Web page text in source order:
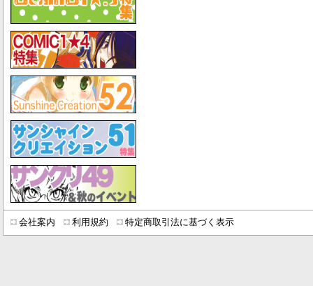
会社案内 利用規約 特定商取引法に基づく表示